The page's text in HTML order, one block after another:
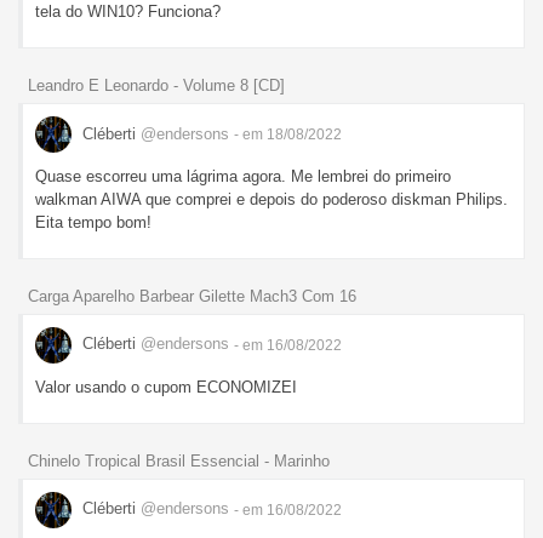
tela do WIN10? Funciona?
Leandro E Leonardo - Volume 8 [CD]
Cléberti @endersons - em 18/08/2022
Quase escorreu uma lágrima agora. Me lembrei do primeiro
walkman AIWA que comprei e depois do poderoso diskman Philips.
Eita tempo bom!
Carga Aparelho Barbear Gilette Mach3 Com 16
Cléberti @endersons - em 16/08/2022
Valor usando o cupom ECONOMIZEI
Chinelo Tropical Brasil Essencial - Marinho
Cléberti @endersons - em 16/08/2022